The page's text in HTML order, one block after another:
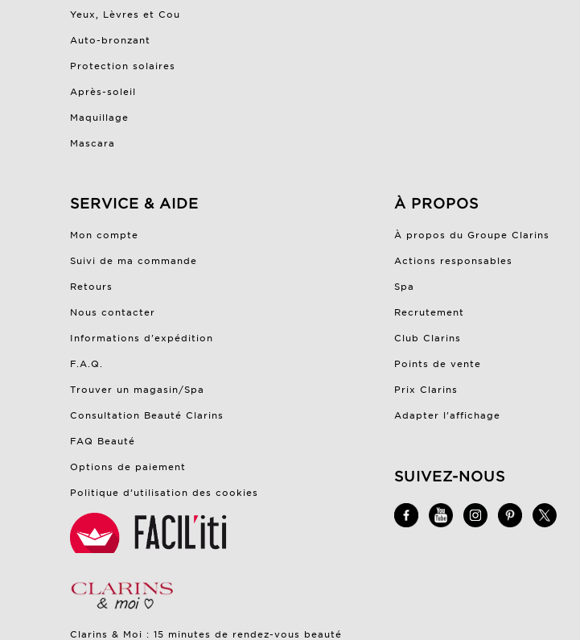
Yeux, Lèvres et Cou
Auto-bronzant
Protection solaires
Après-soleil
Maquillage
Mascara
SERVICE & AIDE
Mon compte
Suivi de ma commande
Retours
Nous contacter
Informations d'expédition
F.A.Q.
Trouver un magasin/Spa
Consultation Beauté Clarins
FAQ Beauté
Options de paiement
Politique d’utilisation des cookies
Clarins & Moi : 15 minutes de rendez-vous beauté
À PROPOS
À propos du Groupe Clarins
Actions responsables
Spa
Recrutement
Club Clarins
Points de vente
Prix Clarins
Adapter l'affichage
SUIVEZ-NOUS